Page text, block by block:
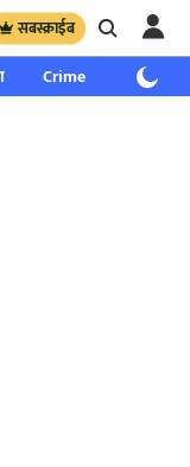
सबस्क्राईब
Crime साप्ताहिक